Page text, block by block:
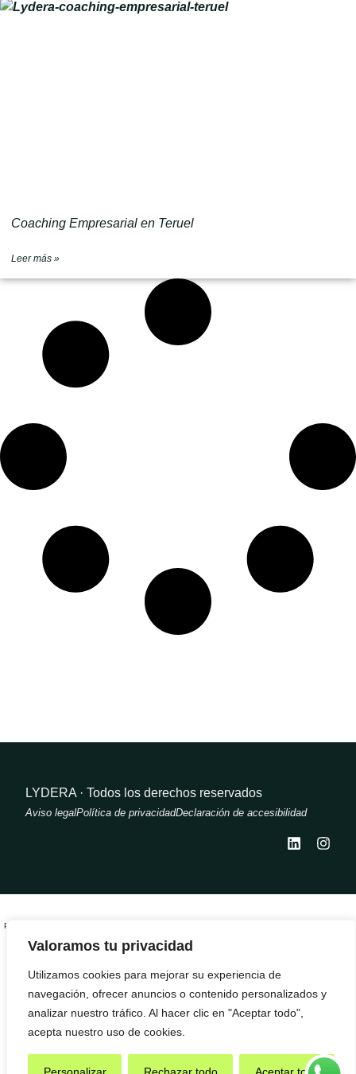
Valoramos tu privacidad
Utilizamos cookies para mejorar su experiencia de
navegación, ofrecer anuncios o contenido personalizados y
analizar nuestro tráfico. Al hacer clic en "Aceptar todo",
acepta nuestro uso de cookies.
Coaching Empresarial en Teruel
Leer más »
LYDERA · Todos los derechos reservados
Aviso legalPolítica de privacidadDeclaración de accesibilidad
PROGRAMA KIT DIGITAL COFINANCIADO POR LOS FONDOS NEXT GENERATION (EU) DEL